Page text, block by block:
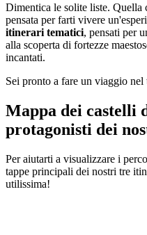
Dimentica le solite liste. Quella
pensata per farti vivere
itinerari tematici, pensati per
alla scoperta di fortezze
incantati.
Sei pronto a fare un viaggio
Mappa dei castelli
protagonisti dei
Per aiutarti a visualizzare i
tappe principali dei nostri tre
utilissima!